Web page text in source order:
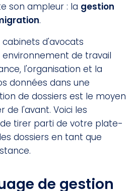
son ampleur : la gestion
.
d'avocats
de travail
l'organisation et la
données dans une
de dossiers est le moyen
de l'avant. Voici les
tirer parti de votre plate-
dossiers en tant que
de gestion